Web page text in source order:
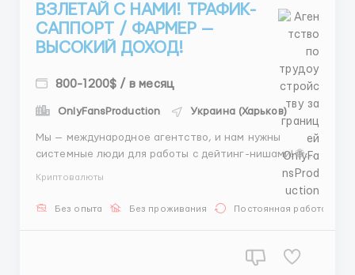
ВЗЛЕТАЙ С НАМИ! ТРАФИК-
САППОРТ / ФАРМЕР —
ВЫСОКИЙ ДОХОД!
800-1200$ / в месяц
OnlyFansProduction Украина (Харьков)
Мы — международное агентство, и нам нужны
системные люди для работы с дейтинг-нишами! 🌐
Твоя роль — «сердце» наших процессов. 🛠 ЧТО
Dolphin/AdsPower, тест новых связок. 📅 РАБОЧЕЕ
Криптовалюты
Без опыта Без проживания Постоянная работа